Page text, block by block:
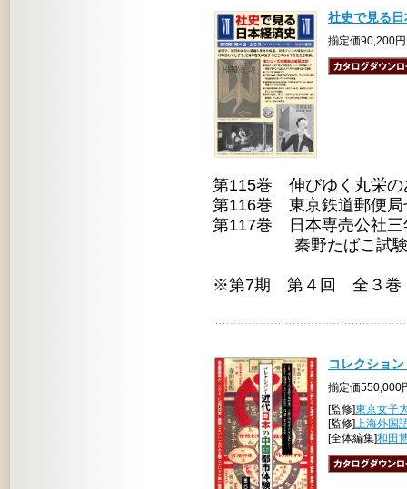
社史で見る
揃定価90,200
第115巻 伸びゆく丸栄の
第116巻 東京鉄道郵便局
第117巻 日本専売公社三
秦野たばこ試験場
※第7期 第４回 全３巻
コレクショ
揃定価
[監修]東京女子
[監修]上海外国
[全体編集]和田